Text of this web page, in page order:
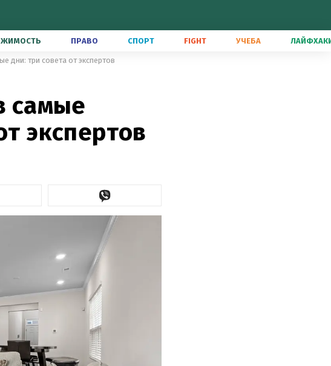
ПРАВО СПОРТ FIGHT УЧЕБА
дни: три совета от экспертов
самые
экспертов